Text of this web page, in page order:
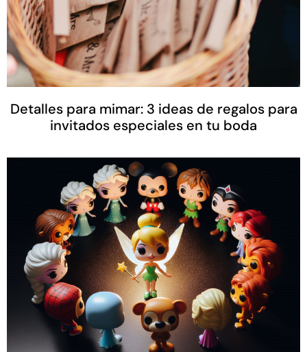
Detalles para mimar: 3 ideas de regalos para
invitados especiales en tu boda